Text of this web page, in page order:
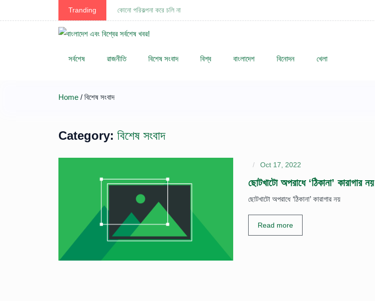
Tranding কোনো পরিকল্পনা করে চলি না
সর্বশেষ রাজনীতি বিশেষ সংবাদ বিশ্ব বাংলাদেশ বিনোদন খেলা
Home / বিশেষ সংবাদ
Category: বিশেষ সংবাদ
Oct 17, 2022
ছোটখাটো অপরাধে ‘ঠিকানা’ কারাগার নয়
ছোটখাটো অপরাধে ‘ঠিকানা’ কারাগার নয়
Read more